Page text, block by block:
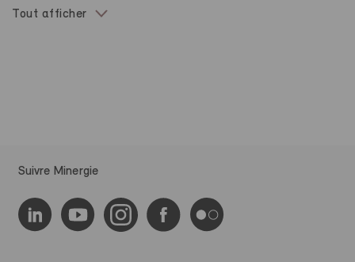
Tout afficher
Suivre Minergie